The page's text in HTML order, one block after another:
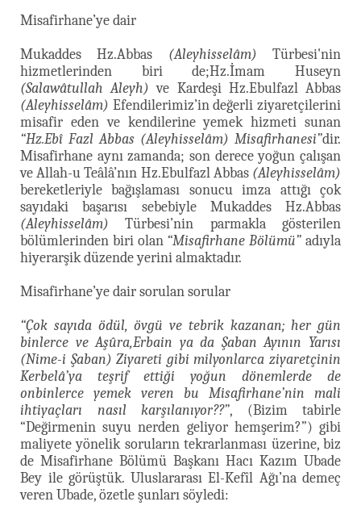
Misafirhane’ye dair
Mukaddes Hz.Abbas (Aleyhisselâm) Türbesi'nin
hizmetlerinden biri de;Hz.İmam Huseyn
(Salawâtullah Aleyh) ve Kardeşi Hz.Ebulfazl Abbas
(Aleyhisselâm) Efendilerimiz’in değerli ziyaretçilerini
misafir eden ve kendilerine yemek hizmeti sunan
“Hz.Ebî Fazl Abbas (Aleyhisselâm) Misafirhanesi”dir.
Misafirhane aynı zamanda; son derece yoğun çalışan
ve Allah-u Teâlâ’nın Hz.Ebulfazl Abbas (Aleyhisselâm)
bereketleriyle bağışlaması sonucu imza attığı çok
sayıdaki başarısı sebebiyle Mukaddes Hz.Abbas
(Aleyhisselâm) Türbesi’nin parmakla gösterilen
bölümlerinden biri olan “Misafirhane Bölümü” adıyla
hiyerarşik düzende yerini almaktadır.
Misafirhane’ye dair sorulan sorular
“Çok sayıda ödül, övgü ve tebrik kazanan; her gün
binlerce ve Aşûra,Erbain ya da Şaban Ayının Yarısı
(Nime-i Şaban) Ziyareti gibi milyonlarca ziyaretçinin
Kerbelâ’ya teşrif ettiği yoğun dönemlerde de
onbinlerce yemek veren bu Misafirhane’nin mali
ihtiyaçları nasıl karşılanıyor??”, (Bizim tabirle
“Değirmenin suyu nerden geliyor hemşerim?”) gibi
maliyete yönelik soruların tekrarlanması üzerine, biz
de Misafirhane Bölümü Başkanı Hacı Kazım Ubade
Bey ile görüştük. Uluslararası El-Kefîl Ağı’na demeç
veren Ubade, özetle şunları söyledi: